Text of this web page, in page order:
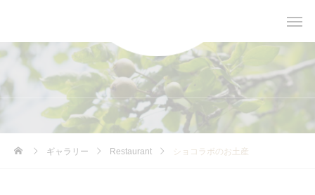
ギャラリー Restaurant ショコラボのお土産